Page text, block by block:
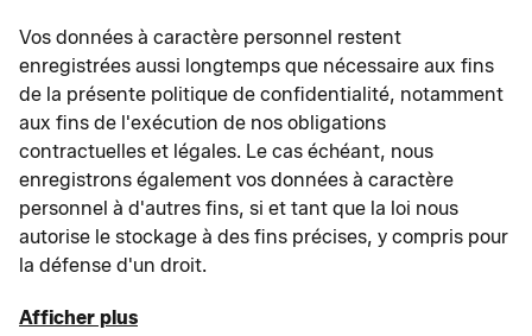
Vos données à caractère personnel restent
enregistrées aussi longtemps que nécessaire aux fins
de la présente politique de confidentialité, notamment
aux fins de l'exécution de nos obligations
contractuelles et légales. Le cas échéant, nous
enregistrons également vos données à caractère
personnel à d'autres fins, si et tant que la loi nous
autorise le stockage à des fins précises, y compris pour
la défense d'un droit.
Afficher plus